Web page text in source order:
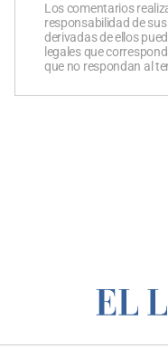
Los comentarios
responsabilidad de
derivadas de ellos
legales que
que no respondan al